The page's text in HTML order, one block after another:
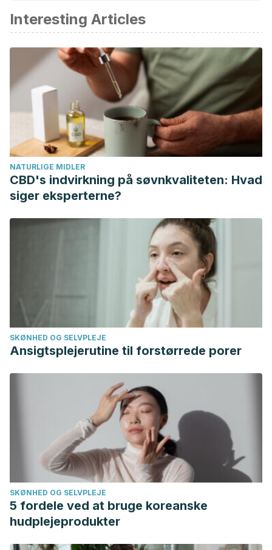
Carrillo-Esper, R., Denise Zepeda-Mendoza, A., Pérez-
Calatayud, A., Díaz-Carrillo, A., Peña-Pérez, C., & Arturo
Rivero-Martínez, J. (2014). Bursitis anserina CASO
PROBLEMA. In Rev Invest Med Sur Mex (Vol. 21, Issue 2).
Tendinitis y bursitis de la pata de ganso. (n.d.). Retrieved
June 19, 2020, from https://www.medigraphic.com/cgi-
bin/new/resumen.cgi?IDARTICULO=53151
Naba, Eliana. “Tendinitis de Aquiles en corredores.” (2012).
Silván, Hernán. “Manual de lesiones del
corredor.”Prevención y tratamiento Grupo Arthax.
Ugalde, Priscilla Bonilla, Melany Chavarría Briceño, and
Cesia Grajales Navarrete. “Tendinitis rotuliana (rodilla del
Revista Médica de Costa Rica y
73.620 (2016): 519-523.
Rosa, Andrés. “Fisiologia en el entrenamiento de la aptitud
Efdeportes. com1 (2015).
Gómez, Jaime Gutiérrez, Mariano Fernández Fairén, and
Santiago Sandoval Haro. “Tendinitis y bursitis de la pata de
ganso.”Ortho-tips10.3 (2014): 163-178.
de la Hera Cremades, B., L. Escribano Rueda, and A. Lara
Rubio. “Rodilla en resorte interno por engrosamiento de la
Revista Española de Cirugía Ortopédica y
61.3 (2017): 200-202.
Interesting Articles
NATURLIGE MIDLER
CBD's indvirkning på søvnkvaliteten: Hvad
siger eksperterne?
SKØNHED OG SELVPLEJE
Ansigtsplejerutine til forstørrede porer
SKØNHED OG SELVPLEJE
5 fordele ved at bruge koreanske
hudplejeprodukter